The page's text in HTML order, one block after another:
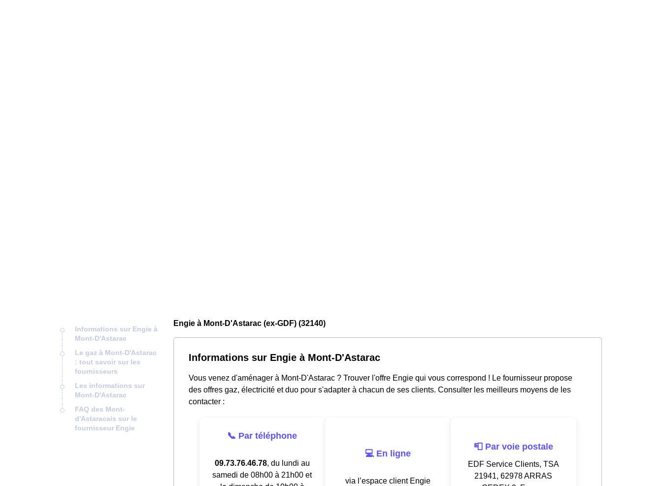
Informations sur Engie à
Mont-D'Astarac
Le gaz à Mont-D'Astarac
: tout savoir sur les
fournisseurs
Les informations sur
Mont-D'Astarac
FAQ des Mont-
d'Astaracais sur le
fournisseur Engie
Engie à Mont-D'Astarac (ex-GDF) (32140)
Informations sur Engie à Mont-D'Astarac
Vous venez d'aménager à Mont-D'Astarac ? Trouver l'offre Engie qui vous correspond ! Le fournisseur propose
des offres gaz, électricité et duo pour s'adapter à chacun de ses clients. Consulter les meilleurs moyens de les
contacter :
📞 Par téléphone
09.73.76.46.78, du lundi au
samedi de 08h00 à 21h00 et
💻 En ligne
via l’espace client Engie
📮 Par voie postale
EDF Service Clients, TSA
21941, 62978 ARRAS